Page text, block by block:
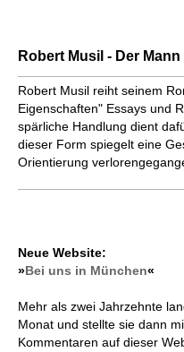
Robert Musil - Der
Robert Musil reiht seinem
Eigenschaften" Essays und
spärliche Handlung dient
dieser Form spiegelt eine
Orientierung
Neue Website:
»Bei uns in München«
Mehr als zwei Jahrzehnte
Monat und stellte sie dann
Kommentaren auf dieser